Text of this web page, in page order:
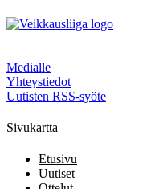
Medialle
Yhteystiedot
Uutisten RSS-syöte
Sivukartta
Etusivu
Uutiset